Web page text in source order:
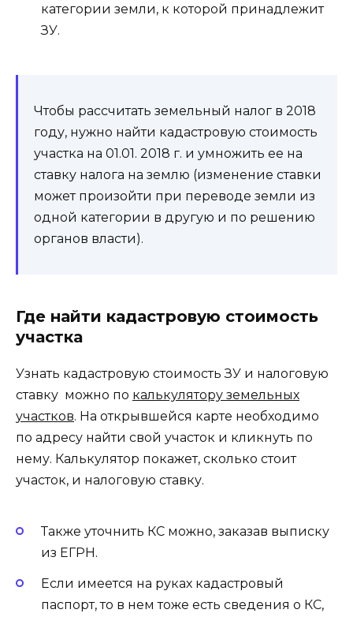
категории земли, к которой принадлежит
ЗУ.
Чтобы рассчитать земельный налог в 2018
году, нужно найти кадастровую стоимость
участка на 01.01. 2018 г. и умножить ее на
ставку налога на землю (изменение ставки
может произойти при переводе земли из
одной категории в другую и по решению
органов власти).
Где найти кадастровую стоимость
участка
Узнать кадастровую стоимость ЗУ и налоговую
ставку можно по калькулятору земельных
участков. На открывшейся карте необходимо
по адресу найти свой участок и кликнуть по
нему. Калькулятор покажет, сколько стоит
участок, и налоговую ставку.
Также уточнить КС можно, заказав выписку
из ЕГРН.
Если имеется на руках кадастровый
паспорт, то в нем тоже есть сведения о КС,